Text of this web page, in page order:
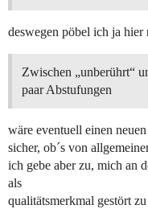
deswegen pöbel ich ja hier
Zwischen „unberührt“
paar Abstufungen
wäre eventuell einen
sicher, ob´s von
ich gebe aber zu, mich an
als
qualitätsmerkmal gestört